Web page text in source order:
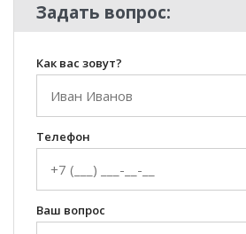
Задать вопрос:
Как вас зовут?
Телефон
Ваш вопрос